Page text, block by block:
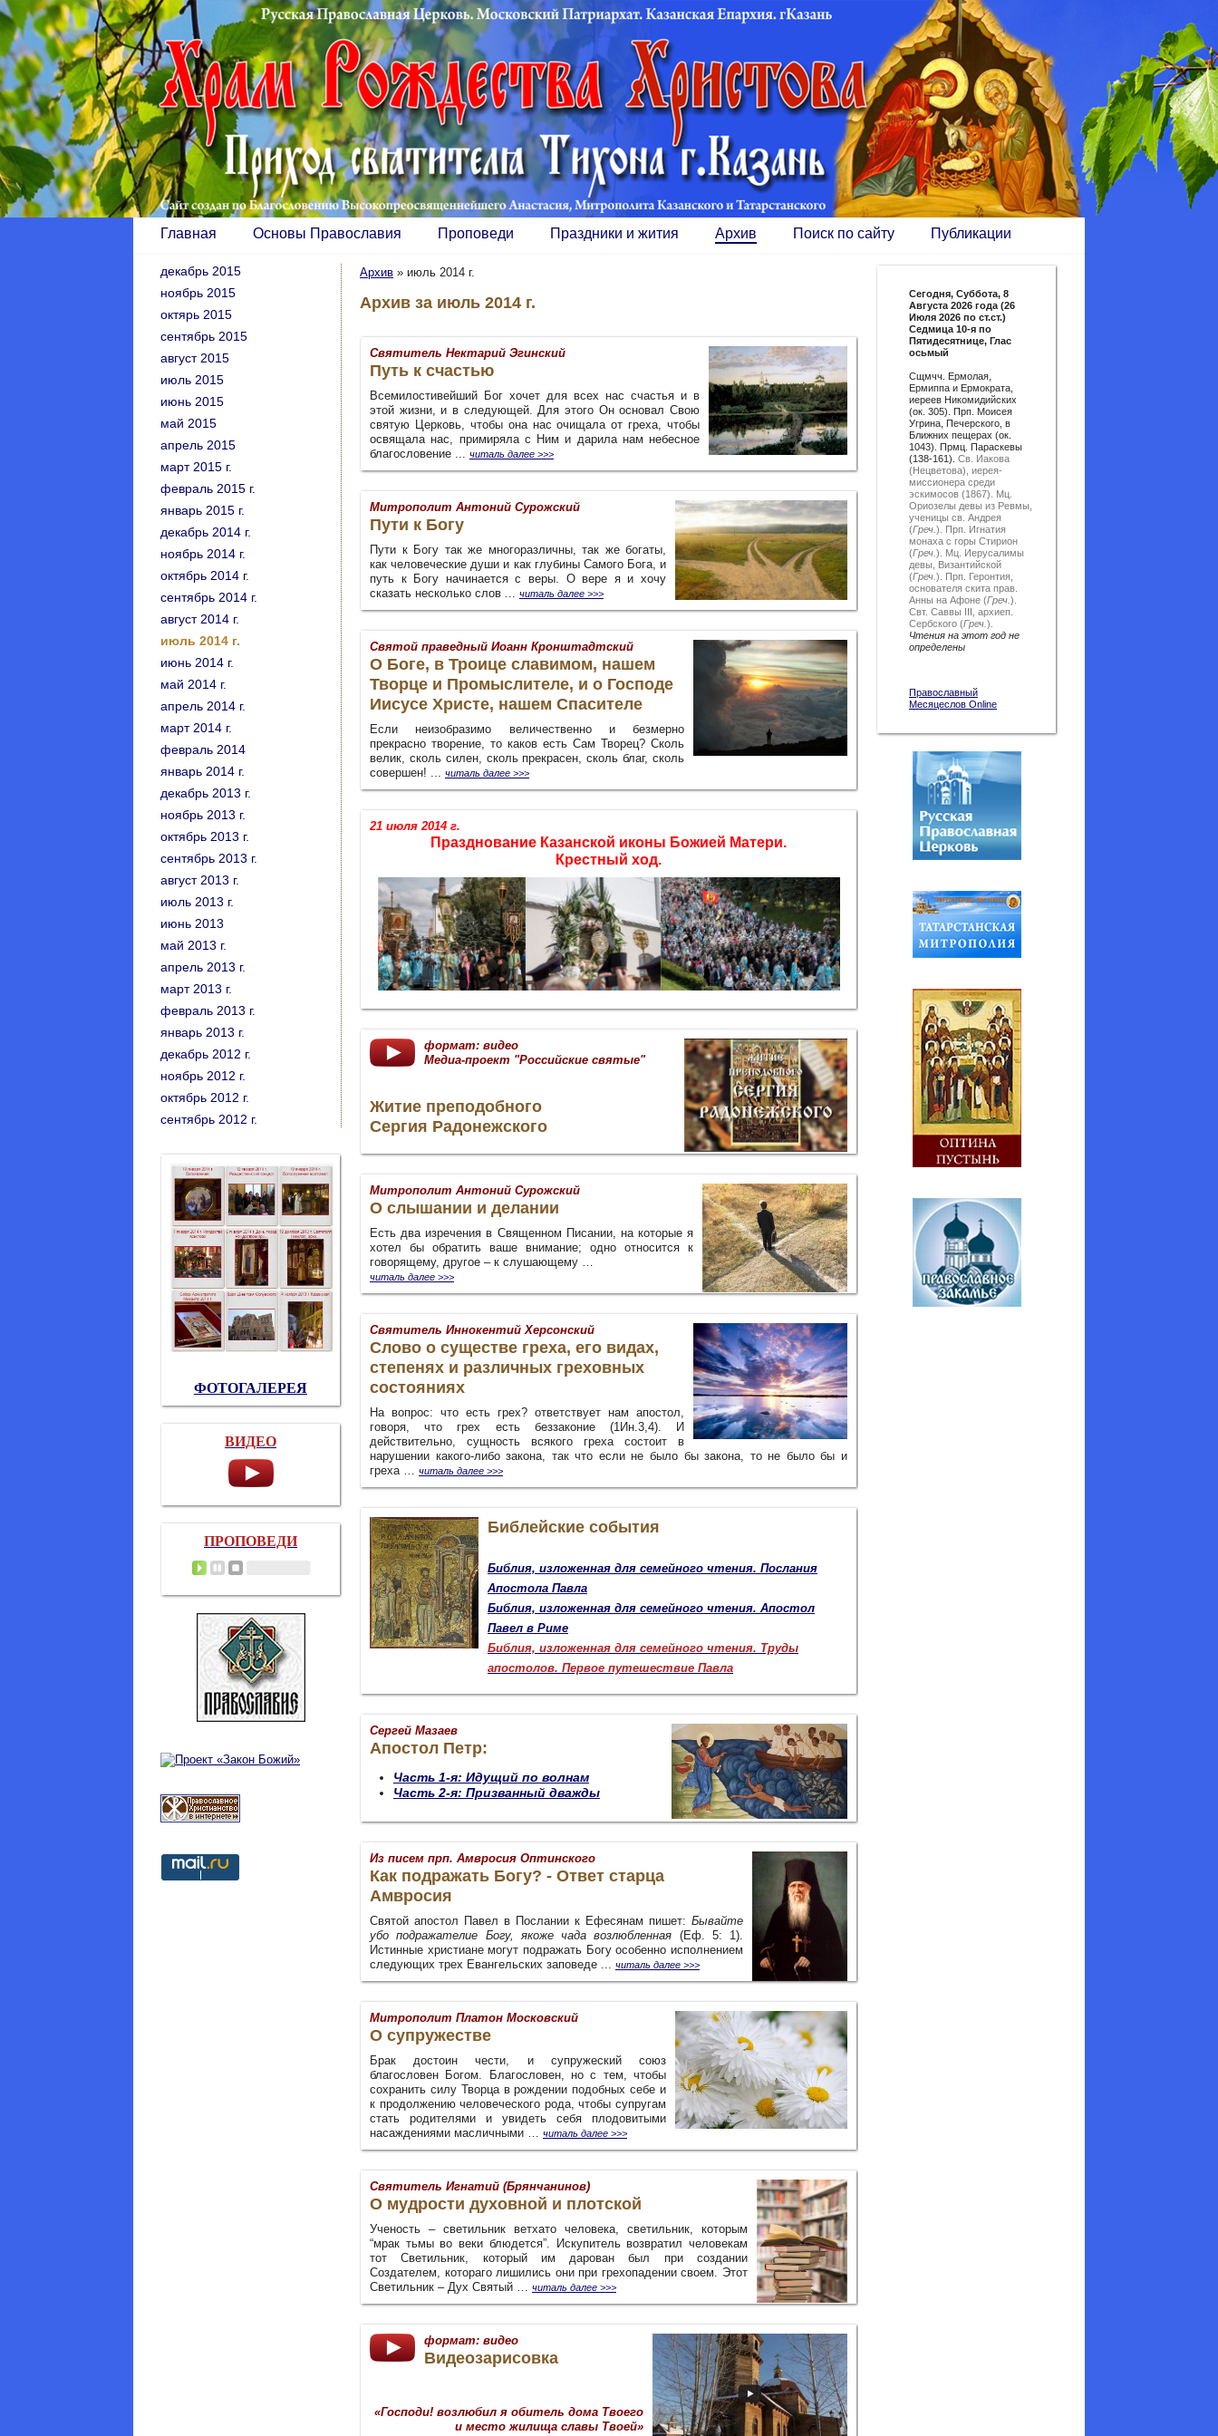
Главная Основы Православия Проповеди Праздники и жития Архив Поиск по сайту Публикации
Архив » июль 2014 г.
Архив за июль 2014 г.
Святитель Нектарий Эгинский
Путь к счастью
Всемилостивейший Бог хочет для всех нас счастья и в
этой жизни, и в следующей. Для этого Он основал Свою
святую Церковь, чтобы она нас очищала от греха, чтобы
освящала нас, примиряла с Ним и дарила нам небесное
благословение ... читаль далее >>>
Митрополит Антоний Сурожский
Пути к Богу
Пути к Богу так же многоразличны, так же богаты,
как человеческие души и как глубины Самого Бога, и
путь к Богу начинается с веры. О вере я и хочу
сказать несколько слов ... читаль далее >>>
Святой праведный Иоанн Кронштадтский
О Боге, в Троице славимом, нашем
Творце и Промыслителе, и о Господе
Иисусе Христе, нашем Спасителе
Если неизобразимо величественно и безмерно
прекрасно творение, то каков есть Сам Творец? Сколь
велик, сколь силен, сколь прекрасен, сколь благ, сколь
совершен! ... читаль далее >>>
21 июля 2014 г.
Празднование Казанской иконы Божией Матери.
Крестный ход.
формат: видео
Медиа-проект "Российские святые"
Житие преподобного
Сергия Радонежского
Митрополит Антоний Сурожский
О слышании и делании
Есть два изречения в Священном Писании, на которые я
хотел бы обратить ваше внимание; одно относится к
говорящему, другое – к слушающему …
читаль далее >>>
Святитель Иннокентий Херсонский
Слово о существе греха, его видах,
степенях и различных греховных
состояниях
На вопрос: что есть грех? ответствует нам апостол,
говоря, что грех есть беззаконие (1Ин.3,4). И
действительно, сущность всякого греха состоит в
нарушении какого-либо закона, так что если не было бы закона, то не было бы и
греха … читаль далее >>>
Библейские события
Библия, изложенная для семейного чтения. Послания
Апостола Павла
Библия, изложенная для семейного чтения. Апостол
Павел в Риме
Библия, изложенная для семейного чтения. Труды
апостолов. Первое путешествие Павла
Сергей Мазаев
Апостол Петр:
Часть 1-я: Идущий по волнам
Часть 2-я: Призванный дважды
Из писем прп. Амвросия Оптинского
Как подражать Богу? - Ответ старца
Амвросия
Святой апостол Павел в Послании к Ефесянам пишет: Бывайте
убо подражателие Богу, якоже чада возлюбленная (Еф. 5: 1).
Истинные христиане могут подражать Богу особенно исполнением
следующих трех Евангельских заповеде ... читаль далее >>>
Митрополит Платон Московский
О супружестве
Брак достоин чести, и супружеский союз
благословен Богом. Благословен, но с тем, чтобы
сохранить силу Творца в рождении подобных себе и
к продолжению человеческого рода, чтобы супругам
стать родителями и увидеть себя плодовитыми
насаждениями масличными … читаль далее >>>
Святитель Игнатий (Брянчанинов)
О мудрости духовной и плотской
Ученость – светильник ветхато человека, светильник, которым
“мрак тьмы во веки блюдется”. Искупитель возвратил человекам
тот Светильник, который им дарован был при создании
Создателем, котораго лишились они при грехопадении своем. Этот
Светильник – Дух Святый … читаль далее >>>
формат: видео
Видеозарисовка
«Господи! возлюбил я обитель дома Твоего
и место жилища славы Твоей»
декабрь 2015
ноябрь 2015
октярь 2015
сентябрь 2015
август 2015
июль 2015
июнь 2015
май 2015
апрель 2015
март 2015 г.
февраль 2015 г.
январь 2015 г.
декабрь 2014 г.
ноябрь 2014 г.
октябрь 2014 г.
сентябрь 2014 г.
август 2014 г.
июль 2014 г.
июнь 2014 г.
май 2014 г.
апрель 2014 г.
март 2014 г.
февраль 2014
январь 2014 г.
декабрь 2013 г.
ноябрь 2013 г.
октябрь 2013 г.
сентябрь 2013 г.
август 2013 г.
июль 2013 г.
июнь 2013
май 2013 г.
апрель 2013 г.
март 2013 г.
февраль 2013 г.
январь 2013 г.
декабрь 2012 г.
ноябрь 2012 г.
октябрь 2012 г.
сентябрь 2012 г.
ФОТОГАЛЕРЕЯ
ВИДЕО
ПРОПОВЕДИ
Сегодня, Суббота, 8
Августа 2026 года (26
Июля 2026 по ст.ст.)
Седмица 10-я по
Пятидесятнице, Глас
осьмый
Сщмчч. Ермолая,
Ермиппа и Ермократа,
иереев Никомидийских
(ок. 305). Прп. Моисея
Угрина, Печерского, в
Ближних пещерах (ок.
1043). Прмц. Параскевы
(138-161). Св. Иакова
(Нецветова), иерея-
миссионера среди
эскимосов (1867).
Мц.
Ориозелы девы из Ревмы,
ученицы св. Андрея
(Греч. ).
Прп. Игнатия
монаха с горы Стирион
(Греч. ).
Мц. Иерусалимы
девы, Византийской
(Греч. ).
Прп. Геронтия,
основателя скита прав.
Анны на Афоне (Греч. ).
Свт. Саввы III, архиеп.
Сербского (Греч. ).
Чтения на этот год не
определены
Православный
Месяцеслов Online